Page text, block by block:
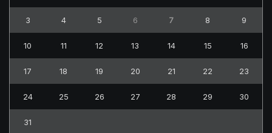
3 4 5 6 7 8 9
10 11 12 13 14 15 16
17 18 19 20 21 22 23
24 25 26 27 28 29 30
31